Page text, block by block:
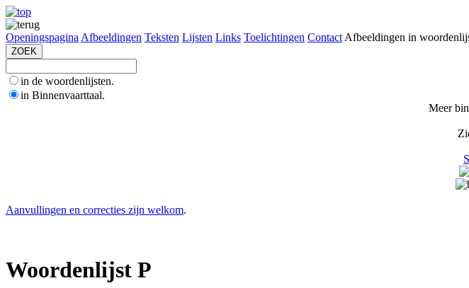
Openingspagina Afbeeldingen Teksten Lijsten Links Toelichtingen Contact Afbeeldingen in
in de woordenlijsten.
in Binnenvaarttaal.
Meer
Aanvullingen en correcties zijn welkom.
Woordenlijst P